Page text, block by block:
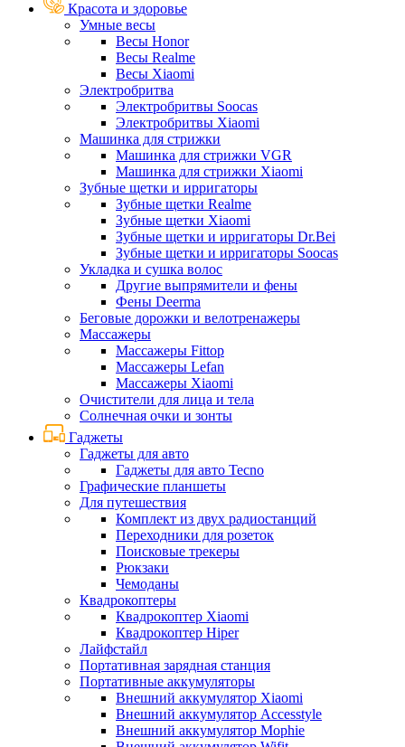
Красота и здоровье
Умные весы
Весы Honor
Весы Realme
Весы Xiaomi
Электробритва
Электробритвы Soocas
Электробритвы Xiaomi
Машинка для стрижки
Машинка для стрижки VGR
Машинка для стрижки Xiaomi
Зубные щетки и ирригаторы
Зубные щетки Realme
Зубные щетки Xiaomi
Зубные щетки и ирригаторы Dr.Bei
Зубные щетки и ирригаторы Soocas
Укладка и сушка волос
Другие выпрямители и фены
Фены Deerma
Беговые дорожки и велотренажеры
Массажеры
Массажеры Fittop
Массажеры Lefan
Массажеры Xiaomi
Очистители для лица и тела
Солнечная очки и зонты
Гаджеты
Гаджеты для авто
Гаджеты для авто Tecno
Графические планшеты
Для путешествия
Комплект из двух радиостанций
Переходники для розеток
Поисковые трекеры
Рюкзаки
Чемоданы
Квадрокоптеры
Квадрокоптер Xiaomi
Квадрокоптер Hiper
Лайфстайл
Портативная зарядная станция
Портативные аккумуляторы
Внешний аккумулятор Xiaomi
Внешний аккумулятор Accesstyle
Внешний аккумулятор Mophie